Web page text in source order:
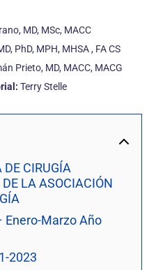
MD, MSc, MACC
PhD, MPH, MHSA , FA CS
Prieto, MD, MACC, MACG
Terry Stelle
CIRUGÍA
LA ASOCIACIÓN
Enero-Marzo Año
2023